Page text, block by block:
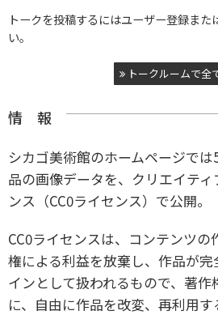
トークを投稿するにはユーザー登録また
い。
トークルームで全
情 報
シカゴ美術館のホームページで
品の画像データを、クリエイテ
ンス（CC0ライセンス）で公開。
CC0ライセンスは、コンテンツ
権による利益を放棄し、作品が
インとして扱われるもので、著
に、自由に作品を改変、再利用す